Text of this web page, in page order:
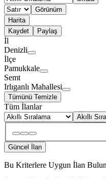
Görünüm
Harita
Kaydet
Paylaş
İl
Denizli
İlçe
Pamukkale
Semt
Irlıganlı Mahallesi
Tümünü Temizle
Tüm İlanlar
Akıllı
Güncel İlan
Bu Kriterlere Uygun İlan